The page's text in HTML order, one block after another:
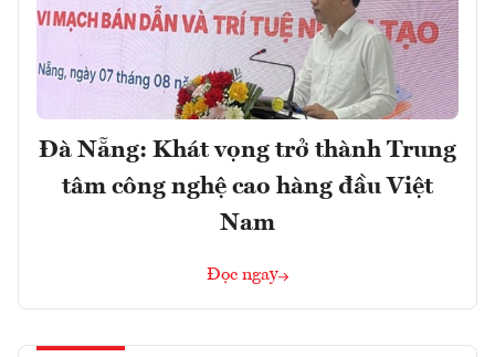
Đà Nẵng: Khát vọng trở thành Trung
tâm công nghệ cao hàng đầu Việt
Nam
Đọc ngay